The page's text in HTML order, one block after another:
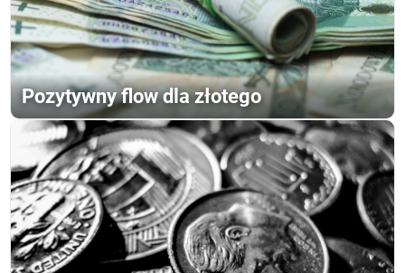
Pozytywny flow dla złotego